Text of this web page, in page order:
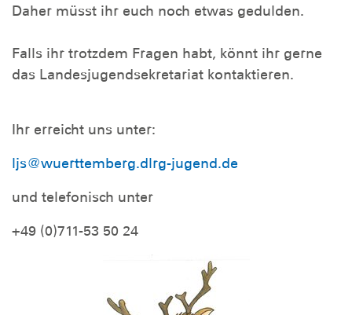
Daher müsst ihr euch noch etwas gedulden.
Falls ihr trotzdem Fragen habt, könnt ihr gerne
das Landesjugendsekretariat kontaktieren.
Ihr erreicht uns unter:
ljs@wuerttemberg.dlrg-jugend.de
und telefonisch unter
+49 (0)711-53 50 24